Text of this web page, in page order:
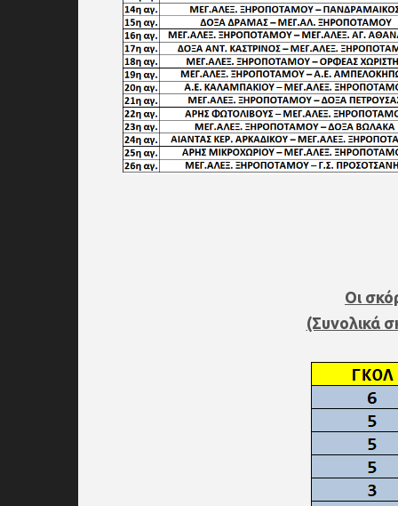
Οι
(Συνολικά